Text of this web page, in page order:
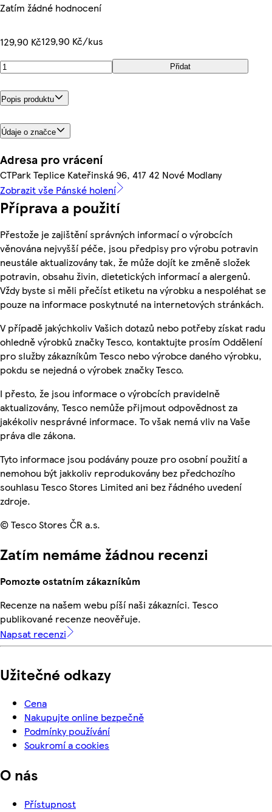
Zatím žádné hodnocení
129,90 Kč129,90 Kč/kus
Přidat
Popis produktu
Údaje o značce
Adresa pro vrácení
CTPark Teplice Kateřinská 96, 417 42 Nové Modlany
Zobrazit vše Pánské holení
Příprava a použití
Přestože je zajištění správných informací o výrobcích
věnována nejvyšší péče, jsou předpisy pro výrobu potravin
neustále aktualizovány tak, že může dojít ke změně složek
potravin, obsahu živin, dietetických informací a alergenů.
Vždy byste si měli přečíst etiketu na výrobku a nespoléhat se
pouze na informace poskytnuté na internetových stránkách.
V případě jakýchkoliv Vašich dotazů nebo potřeby získat radu
ohledně výrobků značky Tesco, kontaktujte prosím Oddělení
pro služby zákazníkům Tesco nebo výrobce daného výrobku,
pokdu se nejedná o výrobek značky Tesco.
I přesto, že jsou informace o výrobcích pravidelně
aktualizovány, Tesco nemůže přijmout odpovědnost za
jakékoliv nesprávné informace. To však nemá vliv na Vaše
práva dle zákona.
Tyto informace jsou podávány pouze pro osobní použití a
nemohou být jakkoliv reprodukovány bez předchozího
souhlasu Tesco Stores Limited ani bez řádného uvedení
zdroje.
© Tesco Stores ČR a.s.
Zatím nemáme žádnou recenzi
Pomozte ostatním zákazníkům
Recenze na našem webu píší naši zákazníci. Tesco
publikované recenze neověřuje.
Napsat recenzi
Užitečné odkazy
Cena
Nakupujte online bezpečně
Podmínky používání
Soukromí a cookies
O nás
Přístupnost